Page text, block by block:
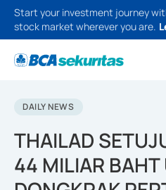
Start your investment journey
stock market wherever you are.
DAILY NEWS
THAILAD
44 MILIAR